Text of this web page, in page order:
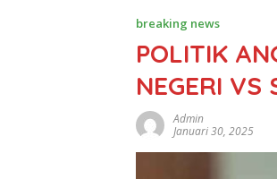
breaking news
POLITIK
NEGERI
Admin
Januari 30, 2025